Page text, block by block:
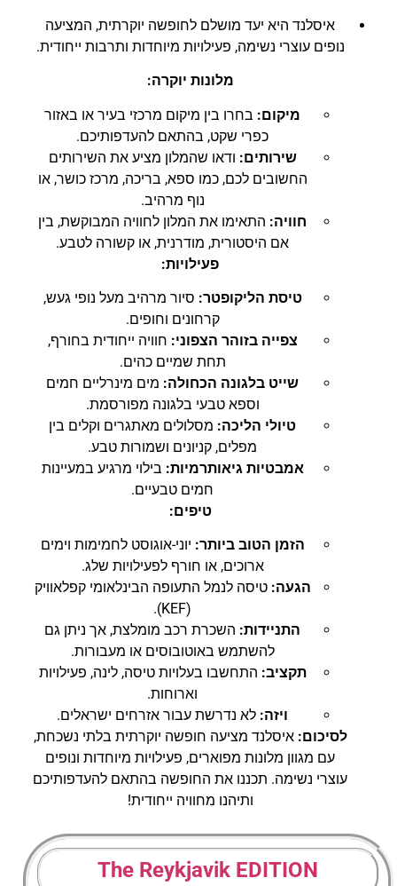
איסלנד היא יעד מושלם לחופשה יוקרתית, המציעה
נופים עוצרי נשימה, פעילויות מיוחדות ותרבות ייחודית.
מלונות יוקרה:
מיקום: בחרו בין מיקום מרכזי בעיר או באזור
כפרי שקט, בהתאם להעדפותיכם.
שירותים: ודאו שהמלון מציע את השירותים
החשובים לכם, כמו ספא, בריכה, מרכז כושר, או
נוף מרהיב.
חוויה: התאימו את המלון לחוויה המבוקשת, בין
אם היסטורית, מודרנית, או קשורה לטבע.
פעילויות:
טיסת הליקופטר: סיור מרהיב מעל נופי געש,
קרחונים וחופים.
צפייה בזוהר הצפוני: חוויה ייחודית בחורף,
תחת שמיים כהים.
שייט בלגונה הכחולה: מים מינרליים חמים
וספא טבעי בלגונה מפורסמת.
טיולי הליכה: מסלולים מאתגרים וקלים בין
מפלים, קניונים ושמורות טבע.
אמבטיות גיאותרמיות: בילוי מרגיע במעיינות
חמים טבעיים.
טיפים:
הזמן הטוב ביותר: יוני-אוגוסט לחמימות וימים
ארוכים, או חורף לפעילויות שלג.
הגעה: טיסה לנמל התעופה הבינלאומי קפלאוויק
(KEF).
התניידות: השכרת רכב מומלצת, אך ניתן גם
להשתמש באוטובוסים או מעבורות.
תקציב: התחשבו בעלויות טיסה, לינה, פעילויות
וארוחות.
ויזה: לא נדרשת עבור אזרחים ישראלים.
לסיכום: איסלנד מציעה חופשה יוקרתית בלתי נשכחת,
עם מגוון מלונות מפוארים, פעילויות מיוחדות ונופים
עוצרי נשימה. תכננו את החופשה בהתאם להעדפותיכם
ותיהנו מחוויה ייחודית!
The Reykjavik EDITION